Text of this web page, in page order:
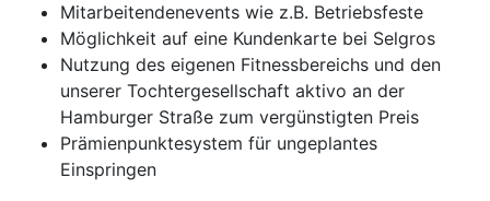
Mitarbeitendenevents wie z.B. Betriebsfeste
Möglichkeit auf eine Kundenkarte bei Selgros
Nutzung des eigenen Fitnessbereichs und den
unserer Tochtergesellschaft aktivo an der
Hamburger Straße zum vergünstigten Preis
Prämienpunktesystem für ungeplantes
Einspringen